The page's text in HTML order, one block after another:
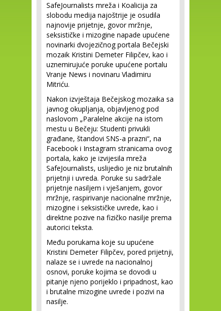
SafeJournalists mreža i Koalicija za
slobodu medija najoštrije je osudila
najnovije prijetnje, govor mržnje,
seksističke i mizogine napade upućene
novinarki dvojezičnog portala Bečejski
mozaik Kristini Demeter Filipčev, kao i
uznemirujuće poruke upućene portalu
Vranje News i novinaru Vladimiru
Mitriću.
Nakon izvještaja Bečejskog mozaika sa
javnog okupljanja, objavljenog pod
naslovom „Paralelne akcije na istom
mestu u Bečeju: Studenti privukli
građane, štandovi SNS-a prazni“, na
Facebook i Instagram stranicama ovog
portala, kako je izvijesila mreža
SafeJournalists, uslijedio je niz brutalnih
prijetnji i uvreda. Poruke su sadržale
prijetnje nasiljem i vješanjem, govor
mržnje, raspirivanje nacionalne mržnje,
mizogine i seksističke uvrede, kao i
direktne pozive na fizičko nasilje prema
autorici teksta.
Među porukama koje su upućene
Kristini Demeter Filipčev, pored prijetnji,
nalaze se i uvrede na nacionalnoj
osnovi, poruke kojima se dovodi u
pitanje njeno porijeklo i pripadnost, kao
i brutalne mizogine uvrede i pozivi na
nasilje.